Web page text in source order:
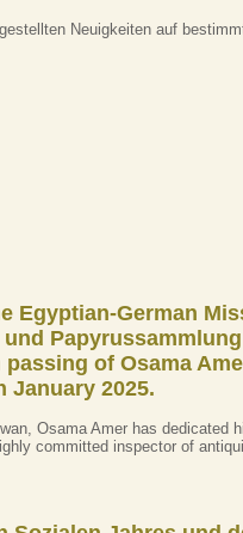
Neuigkeiten auf
Egyptian-German
of Osama
January 2025.
Osama Amer has dedicated
committed inspector of